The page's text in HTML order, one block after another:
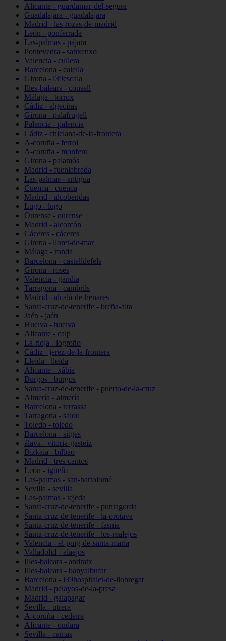
Alicante - guardamar-del-segura
Guadalajara - guadalajara
Madrid - las-rozas-de-madrid
León - ponferrada
Las-palmas - pájara
Pontevedra - sanxenxo
Valencia - cullera
Barcelona - calella
Girona - l39escala
Illes-balears - consell
Málaga - torrox
Cádiz - algeciras
Girona - palafrugell
Palencia - palencia
Cádiz - chiclana-de-la-frontera
A-coruña - ferrol
A-coruña - monfero
Girona - palamós
Madrid - fuenlabrada
Las-palmas - antigua
Cuenca - cuenca
Madrid - alcobendas
Lugo - lugo
Ourense - ourense
Madrid - alcorcón
Cáceres - cáceres
Girona - lloret-de-mar
Málaga - ronda
Barcelona - castelldefels
Girona - roses
Valencia - gandia
Tarragona - cambrils
Madrid - alcalá-de-henares
Santa-cruz-de-tenerife - breña-alta
Jaén - jaén
Huelva - huelva
Alicante - calp
La-rioja - logroño
Cádiz - jerez-de-la-frontera
Lleida - lleida
Alicante - xàbia
Burgos - burgos
Santa-cruz-de-tenerife - puerto-de-la-cruz
Almería - almería
Barcelona - terrassa
Tarragona - salou
Toledo - toledo
Barcelona - sitges
álava - vitoria-gasteiz
Bizkaia - bilbao
Madrid - tres-cantos
León - igüeña
Las-palmas - san-bartolomé
Sevilla - sevilla
Las-palmas - tejeda
Santa-cruz-de-tenerife - puntagorda
Santa-cruz-de-tenerife - la-orotava
Santa-cruz-de-tenerife - fasnia
Santa-cruz-de-tenerife - los-realejos
Valencia - el-puig-de-santa-maría
Valladolid - alaejos
Illes-balears - andratx
Illes-balears - banyalbufar
Barcelona - l39hospitalet-de-llobregat
Madrid - pelayos-de-la-presa
Madrid - galapagar
Sevilla - utrera
A-coruña - cedeira
Alicante - ondara
Sevilla - camas